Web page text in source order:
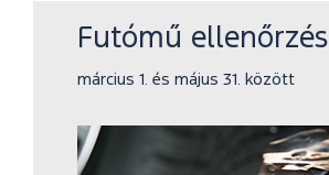
Futómű ellenőrzés
március 1. és május 31. között